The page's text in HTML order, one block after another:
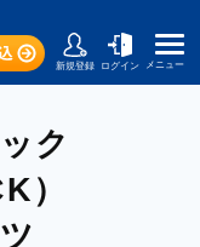
新規登録 ログイン メニュー
ク
）